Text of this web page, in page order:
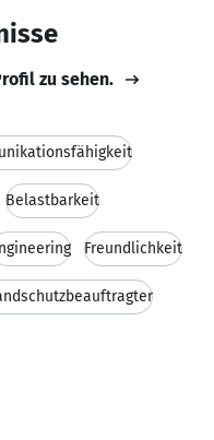
zu sehen.
Belastbarkeit
Freundlichkeit